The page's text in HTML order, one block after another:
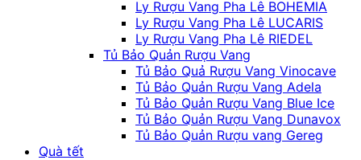
Ly Rượu Vang Pha Lê BOHEMIA
Ly Rượu Vang Pha Lê LUCARIS
Ly Rượu Vang Pha Lê RIEDEL
Tủ Bảo Quản Rượu Vang
Tủ Bảo Quả Rượu Vang Vinocave
Tủ Bảo Quản Rượu Vang Adela
Tủ Bảo Quản Rượu Vang Blue Ice
Tủ Bảo Quản Rượu Vang Dunavox
Tủ Bảo Quản Rượu vang Gereg
Quà tết